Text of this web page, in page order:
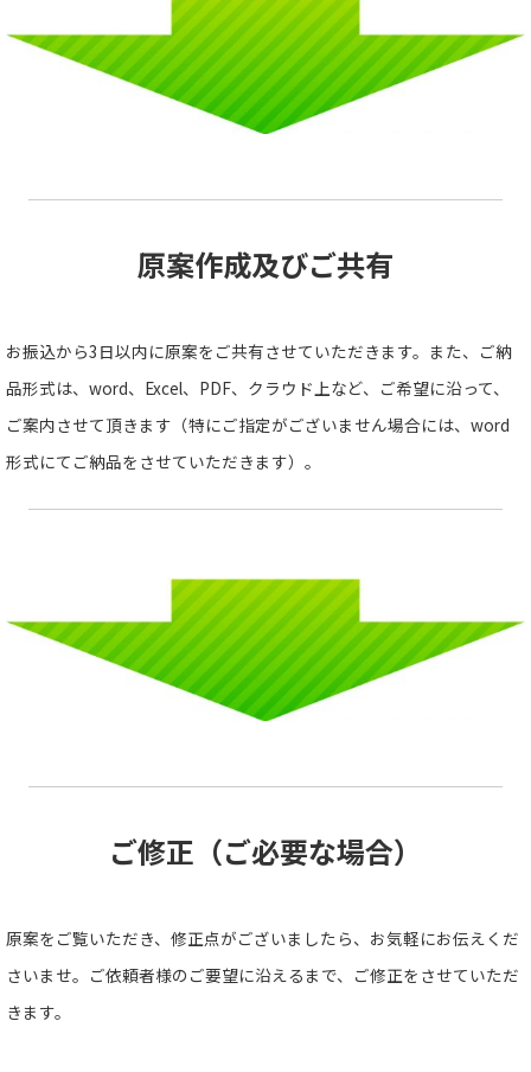
原案作成及びご共有
お振込から3日以内に原案をご共有させていただきます。また、ご納
品形式は、word、Excel、PDF、クラウド上など、ご希望に沿って、
ご案内させて頂きます（特にご指定がございません場合には、word
形式にてご納品をさせていただきます）。
ご修正（ご必要な場合）
原案をご覧いただき、修正点がございましたら、お気軽にお伝えくだ
さいませ。ご依頼者様のご要望に沿えるまで、ご修正をさせていただ
きます。